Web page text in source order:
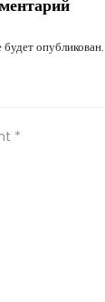
опубликован.